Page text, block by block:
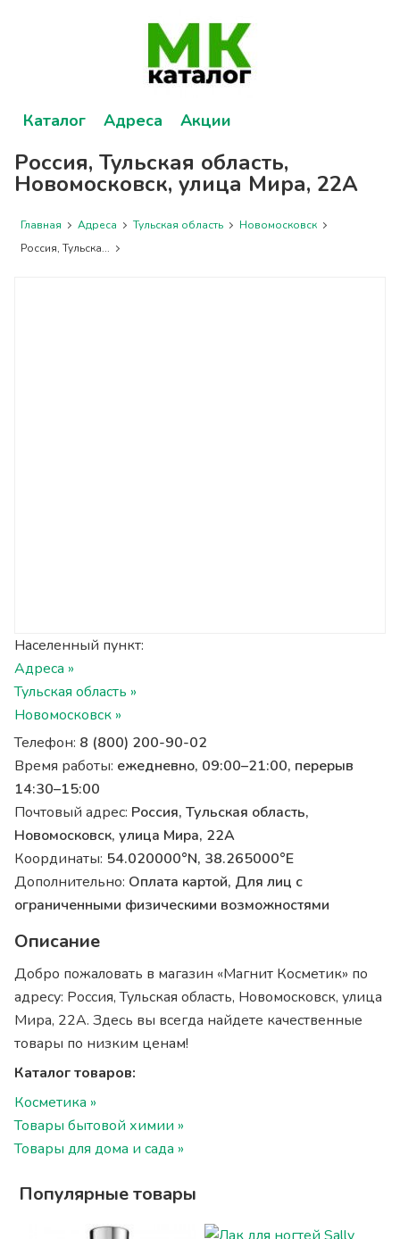
Каталог Адреса Акции
Россия, Тульская область,
Новомосковск, улица Мира, 22А
Главная Адреса Тульская область
Новомосковск
Россия, Тульска...
Населенный пункт:
Адреса »
Тульская область »
Новомосковск »
Телефон: 8 (800) 200-90-02
Время работы: ежедневно, 09:00–21:00, перерыв
14:30–15:00
Почтовый адрес: Россия, Тульская область,
Новомосковск, улица Мира, 22А
Координаты: 54.020000°N, 38.265000°E
Дополнительно: Оплата картой, Для лиц с
ограниченными физическими возможностями
Описание
Добро пожаловать в магазин «Магнит Косметик» по
адресу: Россия, Тульская область, Новомосковск, улица
Мира, 22А. Здесь вы всегда найдете качественные
товары по низким ценам!
Каталог товаров:
Косметика »
Товары бытовой химии »
Товары для дома и сада »
Популярные товары